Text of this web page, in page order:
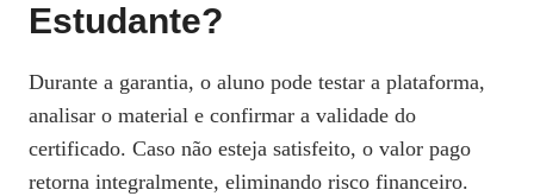
Estudante?
Durante a garantia, o aluno pode testar a plataforma,
analisar o material e confirmar a validade do
certificado. Caso não esteja satisfeito, o valor pago
retorna integralmente, eliminando risco financeiro.